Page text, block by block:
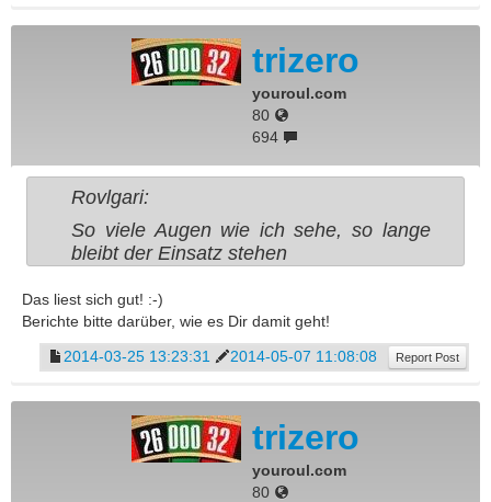
trizero
youroul.com
80
694
Rovlgari:
So viele Augen wie ich sehe, so lange
bleibt der Einsatz stehen
Das liest sich gut! :-)
Berichte bitte darüber, wie es Dir damit geht!
2014-03-25 13:23:31
2014-05-07 11:08:08 Report Post
trizero
youroul.com
80